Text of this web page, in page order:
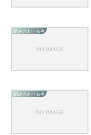
組み合わせ共有
組み合わせ共有